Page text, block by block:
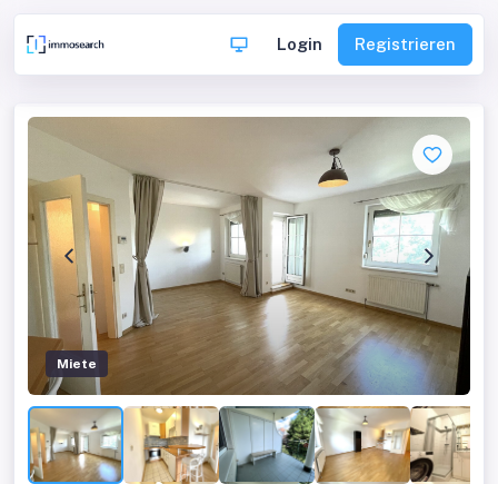
Login Registrieren
Miete